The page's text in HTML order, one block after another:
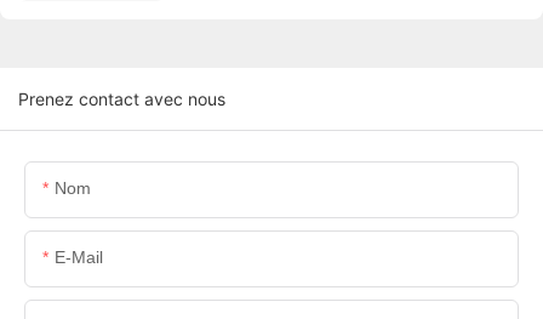
Prenez contact avec nous
Nom
E-Mail